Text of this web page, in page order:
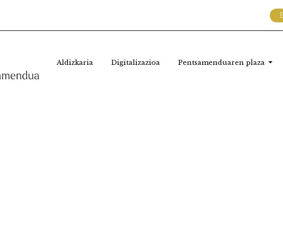
Aldizkaria Digitalizazioa Pentsamenduaren plaza